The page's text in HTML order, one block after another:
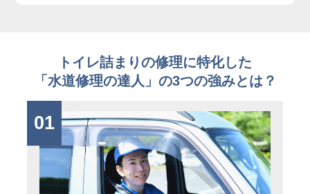
トイレ詰まりの修理に特化した
「水道修理の達人」の3つの強みとは？
01